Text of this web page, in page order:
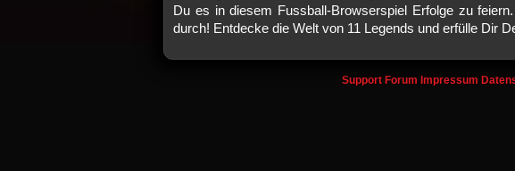
Support Forum Impressum
Du es in diesem Fussball-Browserspiel Erfolge zu
durch! Entdecke die Welt von 11 Legends und erfülle Dir